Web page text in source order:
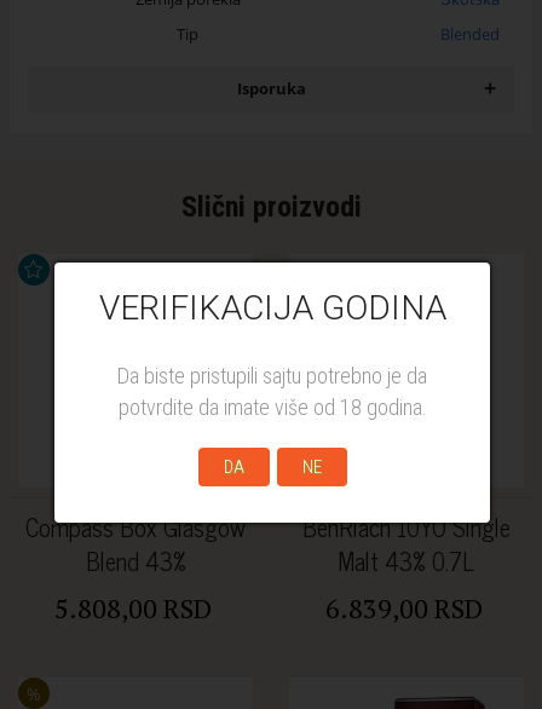
VERIFIKACIJA GODINA
Da biste pristupili sajtu potrebno je da
potvrdite da imate više od 18 godina.
DA NE
Tip
Blended
Isporuka +
Slični proizvodi
Compass Box Glasgow
Blend 43%
5.808,00 RSD
BenRiach 10YO Single
Malt 43% 0.7L
6.839,00 RSD
%